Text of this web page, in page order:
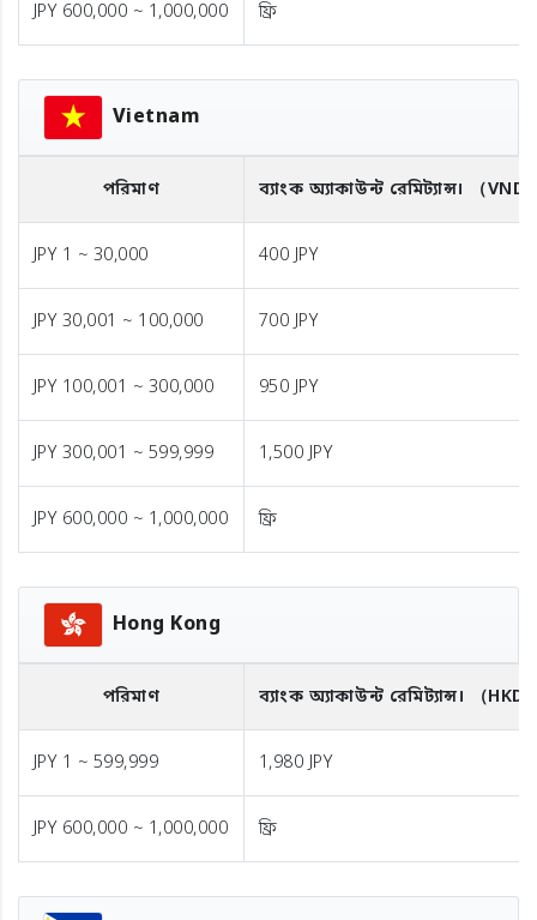
JPY 600,000 ~ 1,000,000 ফ্রি
Vietnam
পরিমাণ ব্যাংক অ্যাকাউন্ট রেমিট্যান্স। （VND
JPY 1 ~ 30,000 400 JPY
JPY 30,001 ~ 100,000 700 JPY
JPY 100,001 ~ 300,000 950 JPY
JPY 300,001 ~ 599,999 1,500 JPY
JPY 600,000 ~ 1,000,000 ফ্রি
Hong Kong
পরিমাণ ব্যাংক অ্যাকাউন্ট রেমিট্যান্স। （
JPY 1 ~ 599,999 1,980 JPY
JPY 600,000 ~ 1,000,000 ফ্রি